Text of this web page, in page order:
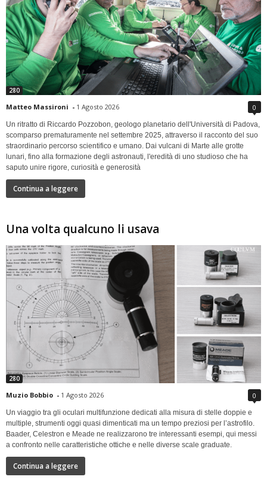
280
Matteo Massironi - 1 Agosto 2026 0
Un ritratto di Riccardo Pozzobon, geologo planetario dell'Università di Padova,
scomparso prematuramente nel settembre 2025, attraverso il racconto del suo
straordinario percorso scientifico e umano. Dai vulcani di Marte alle grotte
lunari, fino alla formazione degli astronauti, l'eredità di uno studioso che ha
saputo unire rigore, curiosità e generosità
Continua a leggere
Una volta qualcuno li usava
280
Muzio Bobbio - 1 Agosto 2026 0
Un viaggio tra gli oculari multifunzione dedicati alla misura di stelle doppie e
multiple, strumenti oggi quasi dimenticati ma un tempo preziosi per l’astrofilo.
Baader, Celestron e Meade ne realizzarono tre interessanti esempi, qui messi
a confronto nelle caratteristiche ottiche e nelle diverse scale graduate.
Continua a leggere